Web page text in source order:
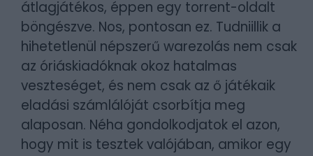
átlagjátékos, éppen egy torrent-oldalt
böngészve. Nos, pontosan ez. Tudniillik a
hihetetlenül népszerű warezolás nem csak
az óriáskiadóknak okoz hatalmas
veszteséget, és nem csak az ő játékaik
eladási számlálóját csorbítja meg
alaposan. Néha gondolkodjatok el azon,
hogy mit is tesztek valójában, amikor egy